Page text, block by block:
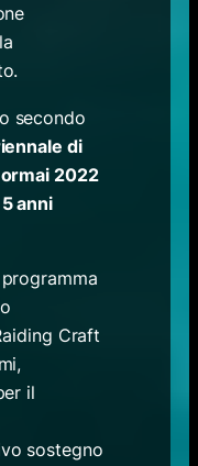
secondo
di
2022
anni
Craft
il
sostegno